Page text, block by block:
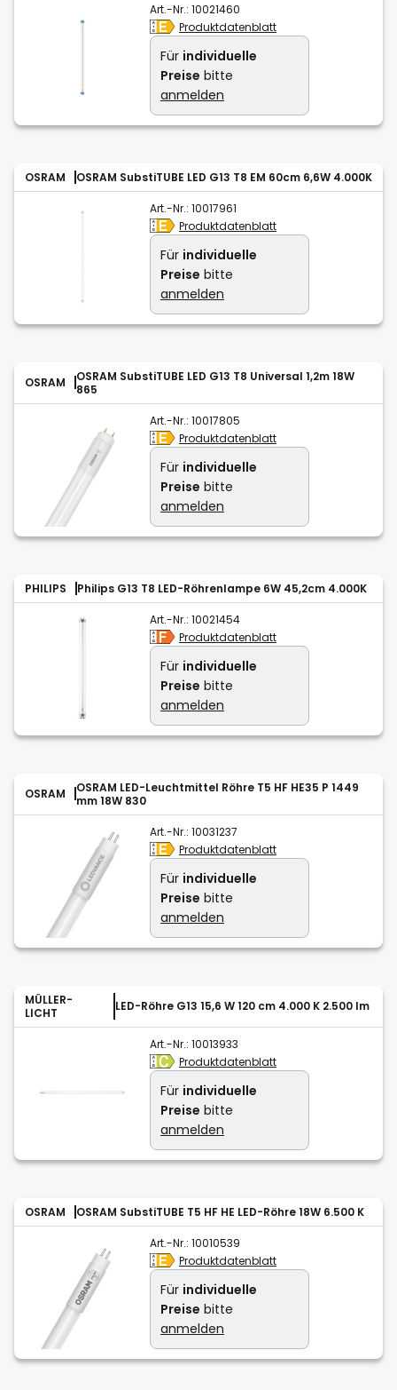
Art.-Nr.: 10021460
Produktdatenblatt
Für individuelle
Preise bitte
anmelden
OSRAM OSRAM SubstiTUBE LED G13 T8 EM 60cm 6,6W 4.000K
Art.-Nr.: 10017961
Produktdatenblatt
Für individuelle
Preise bitte
anmelden
OSRAM
OSRAM SubstiTUBE LED G13 T8 Universal 1,2m 18W
865
Art.-Nr.: 10017805
Produktdatenblatt
Für individuelle
Preise bitte
anmelden
PHILIPS Philips G13 T8 LED-Röhrenlampe 6W 45,2cm 4.000K
Art.-Nr.: 10021454
Produktdatenblatt
Für individuelle
Preise bitte
anmelden
OSRAM
OSRAM LED-Leuchtmittel Röhre T5 HF HE35 P 1449
mm 18W 830
Art.-Nr.: 10031237
Produktdatenblatt
Für individuelle
Preise bitte
anmelden
MÜLLER-
LICHT
LED-Röhre G13 15,6 W 120 cm 4.000 K 2.500 lm
Art.-Nr.: 10013933
Produktdatenblatt
Für individuelle
Preise bitte
anmelden
OSRAM OSRAM SubstiTUBE T5 HF HE LED-Röhre 18W 6.500 K
Art.-Nr.: 10010539
Produktdatenblatt
Für individuelle
Preise bitte
anmelden